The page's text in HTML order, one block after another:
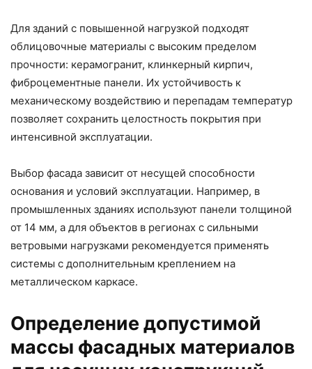
Для зданий с повышенной нагрузкой подходят
облицовочные материалы с высоким пределом
прочности: керамогранит, клинкерный кирпич,
фиброцементные панели. Их устойчивость к
механическому воздействию и перепадам температур
позволяет сохранить целостность покрытия при
интенсивной эксплуатации.
Выбор фасада зависит от несущей способности
основания и условий эксплуатации. Например, в
промышленных зданиях используют панели толщиной
от 14 мм, а для объектов в регионах с сильными
ветровыми нагрузками рекомендуется применять
системы с дополнительным креплением на
металлическом каркасе.
Определение допустимой
массы фасадных материалов